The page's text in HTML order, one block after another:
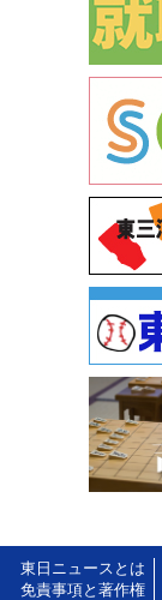
東日ニュースとは
免責事項と著作権